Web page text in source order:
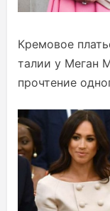
Кремовое
талии у Меган
прочтение